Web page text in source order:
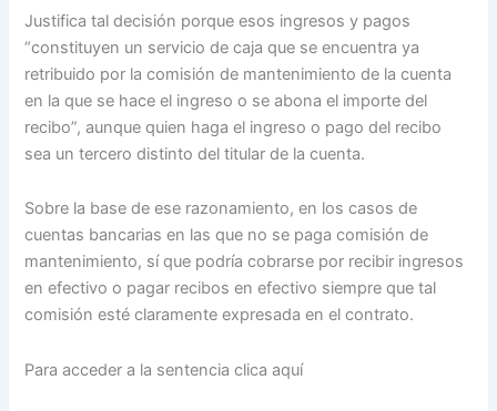
Justifica tal decisión porque esos ingresos y pagos
“constituyen un servicio de caja que se encuentra ya
retribuido por la comisión de mantenimiento de la cuenta
en la que se hace el ingreso o se abona el importe del
recibo”, aunque quien haga el ingreso o pago del recibo
sea un tercero distinto del titular de la cuenta.
Sobre la base de ese razonamiento, en los casos de
cuentas bancarias en las que no se paga comisión de
mantenimiento, sí que podría cobrarse por recibir ingresos
en efectivo o pagar recibos en efectivo siempre que tal
comisión esté claramente expresada en el contrato.
Para acceder a la sentencia clica aquí